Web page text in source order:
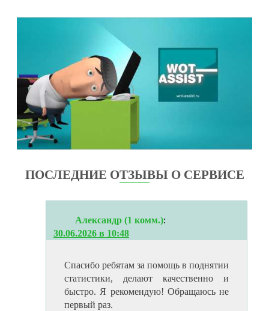
ПОСЛЕДНИЕ ОТЗЫВЫ О СЕРВИСЕ
Александр (1 комм.):
30.06.2026 в 10:48
Спасибо ребятам за помощь в поднятии
статистики, делают качественно и
быстро. Я рекомендую! Обращаюсь не
первый раз.